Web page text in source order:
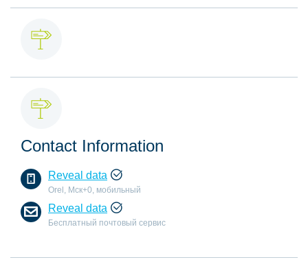
Contact Information
Reveal data
Orel, Мск+0, мобильный
Reveal data
Бесплатный почтовый сервис